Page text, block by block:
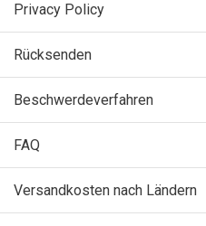
Privacy Policy
Rücksenden
Beschwerdeverfahren
FAQ
Versandkosten nach Ländern